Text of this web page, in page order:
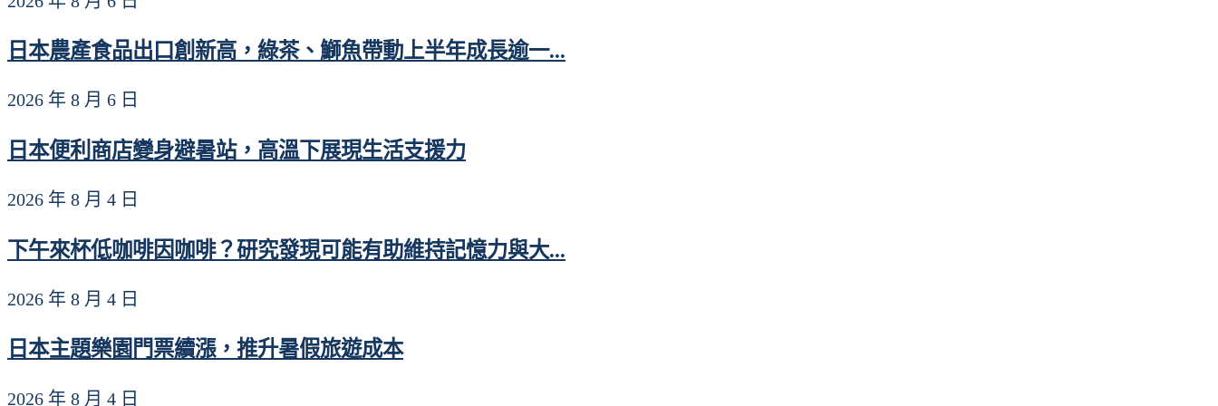
日本農產食品出口創新高，綠茶、鰤魚帶動上半年成長逾一...
2026 年 8 月 6 日
日本便利商店變身避暑站，高溫下展現生活支援力
2026 年 8 月 4 日
下午來杯低咖啡因咖啡？研究發現可能有助維持記憶力與大...
2026 年 8 月 4 日
日本主題樂園門票續漲，推升暑假旅遊成本
2026 年 8 月 4 日